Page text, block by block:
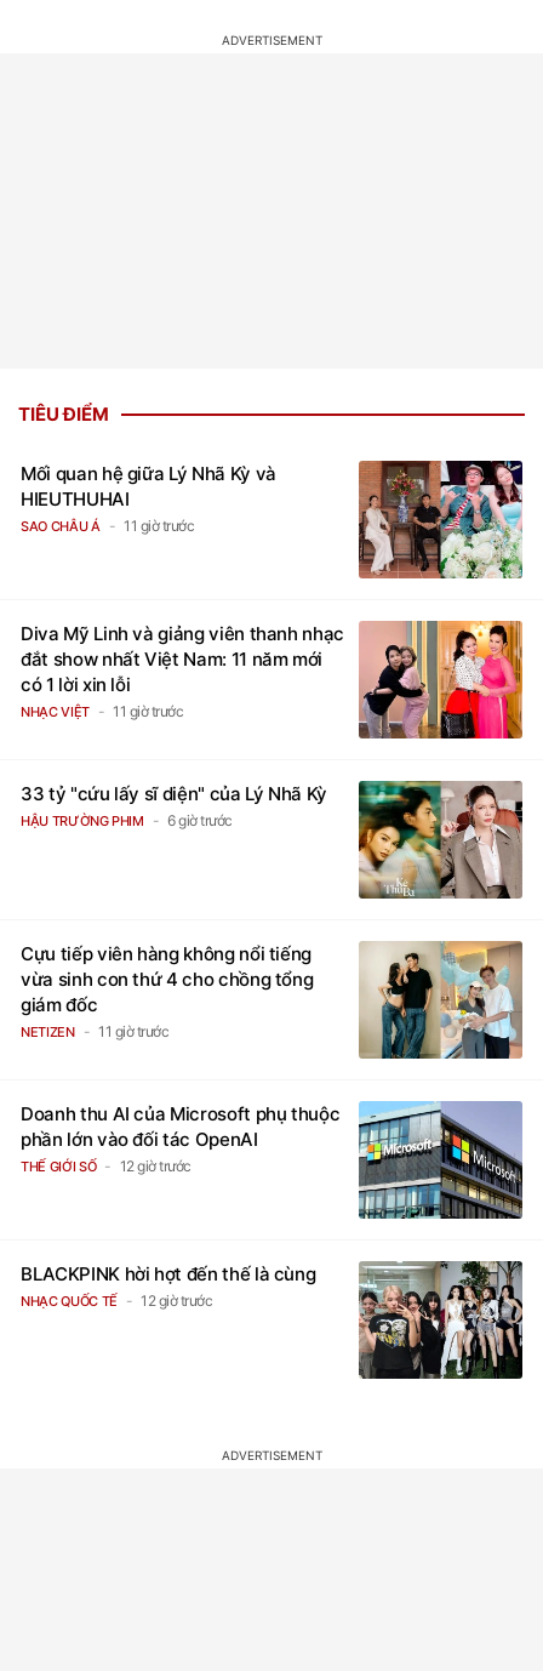
TIÊU ĐIỂM
Mối quan hệ giữa Lý Nhã Kỳ và
HIEUTHUHAI
SAO CHÂU Á 11 giờ trước
Diva Mỹ Linh và giảng viên thanh nhạc
đắt show nhất Việt Nam: 11 năm mới
có 1 lời xin lỗi
NHẠC VIỆT 11 giờ trước
33 tỷ "cứu lấy sĩ diện" của Lý Nhã Kỳ
HẬU TRƯỜNG PHIM 6 giờ trước
Cựu tiếp viên hàng không nổi tiếng
vừa sinh con thứ 4 cho chồng tổng
giám đốc
11 giờ trước
Doanh thu AI của Microsoft phụ thuộc
phần lớn vào đối tác OpenAI
THẾ GIỚI SỐ 12 giờ trước
BLACKPINK hời hợt đến thế là cùng
NHẠC QUỐC TẾ 12 giờ trước